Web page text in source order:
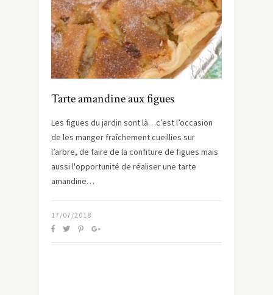
Tarte amandine aux figues
Les figues du jardin sont là…c’est l’occasion
de les manger fraîchement cueillies sur
l’arbre, de faire de la confiture de figues mais
aussi l'opportunité de réaliser une tarte
amandine…
17/07/2018